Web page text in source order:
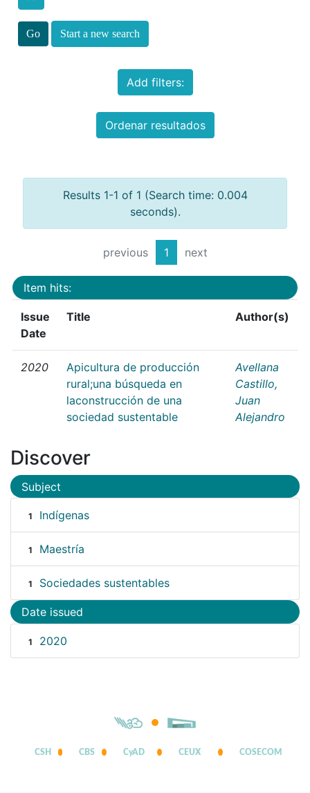
Start a new search
Add filters:
Ordenar resultados
Results 1-1 of 1 (Search time: 0.004
seconds).
previous 1 next
Item hits:
Issue
Date
Title Author(s)
2020
Apicultura de producción
rural;una búsqueda en
laconstrucción de una
sociedad sustentable
Avellana
Castillo,
Juan
Alejandro
Discover
Subject
1 Indígenas
1 Maestría
1 Sociedades sustentables
Date issued
1 2020
CSH CBS CyAD CEUX COSECOM